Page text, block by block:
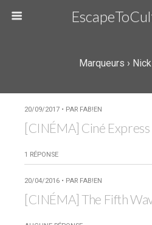
Marqueurs ›
20/09/2017 • PAR FAB!EN
[CINÉMA] Ciné
1 RÉPONSE
20/04/2016 • PAR FAB!EN
[CINÉMA] The Fifth